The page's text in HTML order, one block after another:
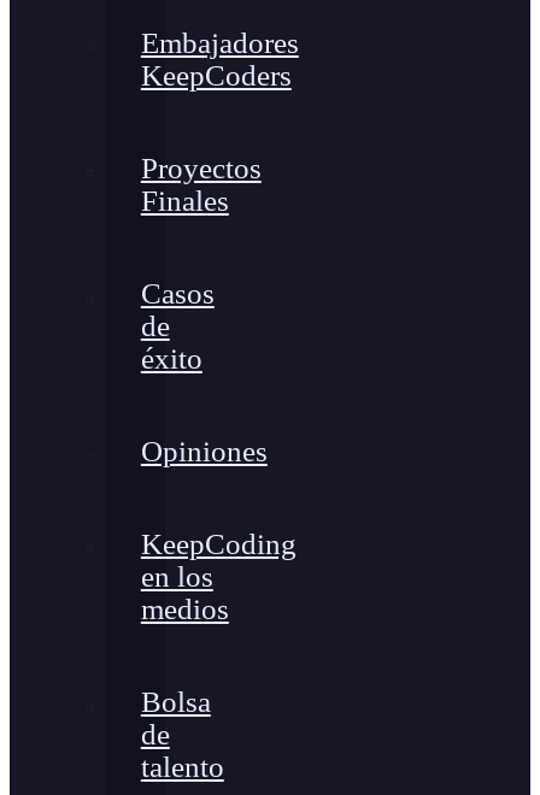
Embajadores
KeepCoders
Proyectos
Finales
Casos
de
éxito
Opiniones
KeepCoding
en los
medios
Bolsa
de
talento